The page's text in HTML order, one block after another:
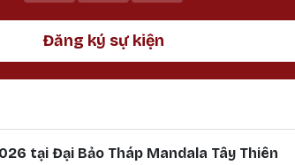
Đăng ký sự kiện
tại Đại Bảo Tháp Mandala Tây Thiên